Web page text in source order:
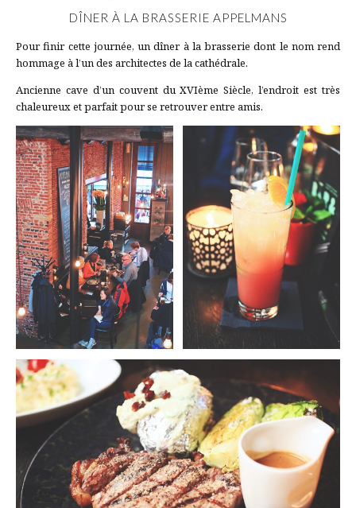
DÎNER À LA BRASSERIE APPELMANS
Pour finir cette journée, un dîner à la brasserie dont le nom rend
hommage à l’un des architectes de la cathédrale.
Ancienne cave d’un couvent du XVIème Siècle, l’endroit est très
chaleureux et parfait pour se retrouver entre amis.